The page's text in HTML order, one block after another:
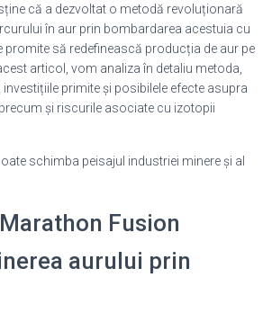
O
N
că a dezvoltat o metodă revoluționară
în aur prin bombardarea acestuia cu
promite să redefinească producția de aur pe
articol, vom analiza în detaliu metoda,
primite și posibilele efecte asupra
și riscurile asociate cu izotopii
schimba peisajul industriei minere și al
Fusion
aurului prin